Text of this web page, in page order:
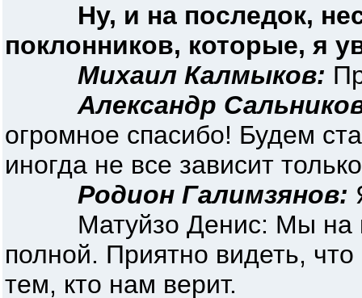
Ну, и на последок,
поклонников, которые, я
Михаил Калмыков:
Александр
огромное спасибо! Будем
иногда не все зависит
Родион Галимзянов:
Матуйзо Денис: Мы на
полной. Приятно видеть,
тем, кто нам верит.